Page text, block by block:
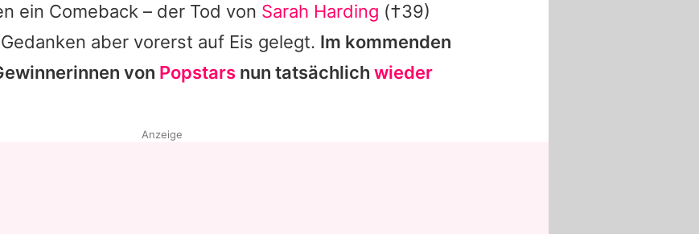
ein Comeback – der Tod von Sarah Harding (†39)
aber vorerst auf Eis gelegt. Im kommenden
von Popstars nun tatsächlich wieder
Anzeige